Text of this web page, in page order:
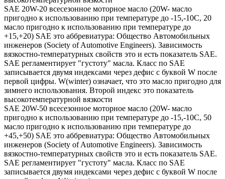
SAE 20W-20 всесезонное моторное масло (20W- масло
пригодно к использованию при температуре до -15,-10С, 20
масло пригодно к использованию при температуре до
+15,+20) SAE это аббревиатура: Общество Автомобильных
инженеров (Society of Automotive Engineers). Зависимость
вязкостно-температурных свойств это и есть показатель SAE.
SAE регламентирует "густоту" масла. Класс по SAE
записывается двумя индексами через дефис с буквой W после
первой цифры. W(winter) означает, что это масло пригодно для
зимнего использования. Второй индекс это показатель
высокотемпературной вязкости
SAE 20W-50 всесезонное моторное масло (20W- масло
пригодно к использованию при температуре до -15,-10С, 50
масло пригодно к использованию при температуре до
+45,+50) SAE это аббревиатура: Общество Автомобильных
инженеров (Society of Automotive Engineers). Зависимость
вязкостно-температурных свойств это и есть показатель SAE.
SAE регламентирует "густоту" масла. Класс по SAE
записывается двумя индексами через дефис с буквой W после